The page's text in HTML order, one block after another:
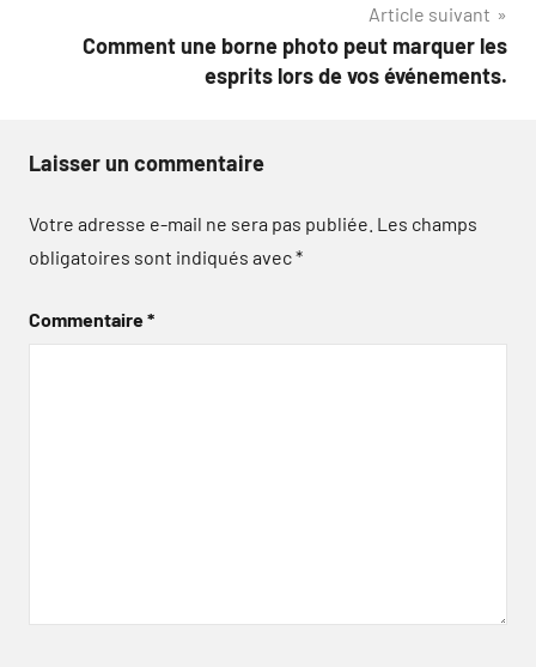
Article suivant
Comment une borne photo peut marquer les
esprits lors de vos événements.
Laisser un commentaire
Votre adresse e-mail ne sera pas publiée. Les champs
obligatoires sont indiqués avec*
Commentaire*